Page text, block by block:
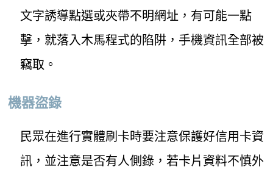
文字誘導點選或夾帶不明網址，有可能一點
擊，就落入木馬程式的陷阱，手機資訊全部被
竊取。
機器盜錄
民眾在進行實體刷卡時要注意保護好信用卡資
訊，並注意是否有人側錄，若卡片資料不慎外